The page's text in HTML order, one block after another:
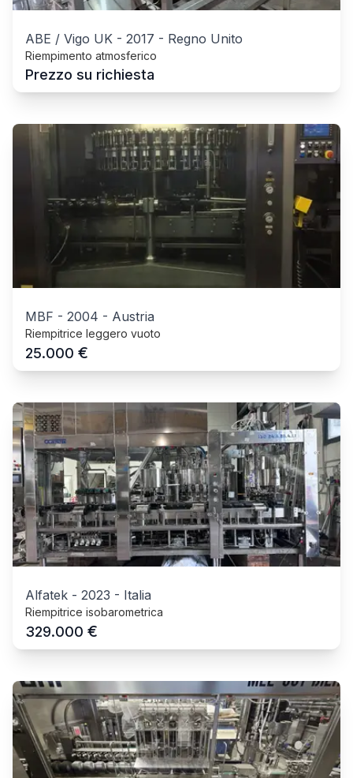
ABE / Vigo UK - 2017 - Regno Unito
Riempimento atmosferico
Prezzo su richiesta
MBF - 2004 - Austria
Riempitrice leggero vuoto
25.000 €
Alfatek - 2023 - Italia
Riempitrice isobarometrica
329.000 €